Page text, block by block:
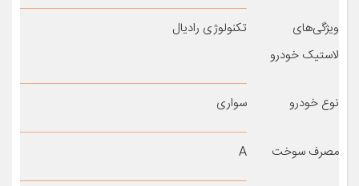
ویژگی‌های
لاستیک خودرو
تکنولوژی رادیال
نوع خودرو سواری
مصرف سوخت A